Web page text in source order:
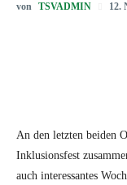
von TSVADMIN 12.
An den letzten beiden
Inklusionsfest
auch interessantes